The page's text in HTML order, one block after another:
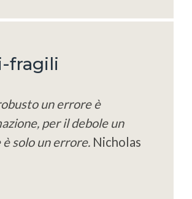
fragili
un errore è
per il debole un
solo un errore. Nicholas